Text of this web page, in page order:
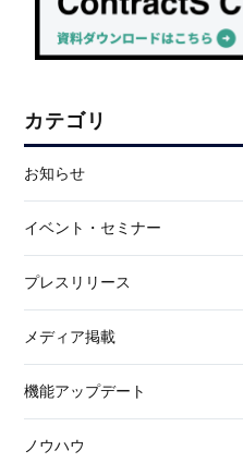
カテゴリ
お知らせ
イベント・セミナー
プレスリリース
メディア掲載
機能アップデート
ノウハウ